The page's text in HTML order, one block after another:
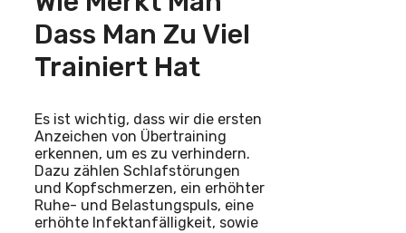
Dass Man Zu Viel
Trainiert Hat
Es ist wichtig, dass wir die ersten
Anzeichen von Übertraining
erkennen, um es zu verhindern.
Dazu zählen Schlafstörungen
und Kopfschmerzen, ein erhöhter
Ruhe- und Belastungspuls, eine
erhöhte Infektanfälligkeit, sowie